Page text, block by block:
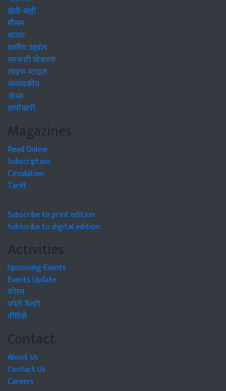
खेती-बाड़ी
मौसम
बाजार
ग्रामीण उद्द्योग
सरकारी योजनाएं
लाइफ स्टाइल
सम्पादकीय
जॉब्स
डायरेक्टरी
Magazines
Read Online
Subscription
Circulation
Tariff
Subscribe to print edition
Subscribe to digital edition
Activities
Upcoming Events
Events Update
फोरम
फोटो गैलरी
वीडियो
Contact
About Us
Contact Us
Careers